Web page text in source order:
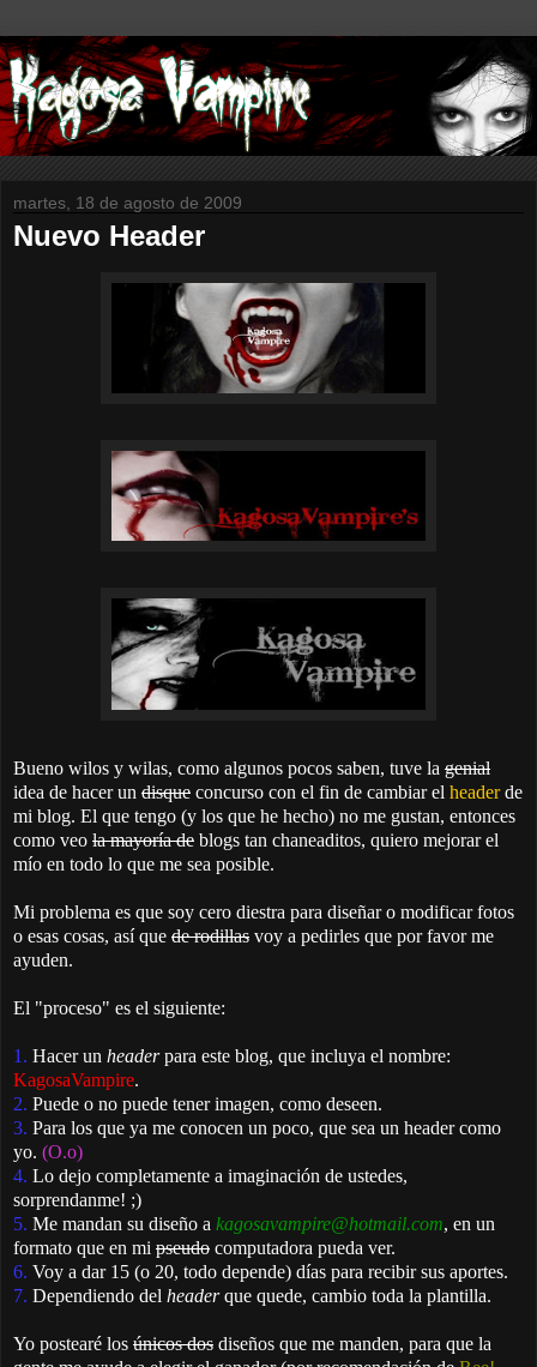
martes, 18 de agosto de 2009
Nuevo Header
Bueno wilos y wilas, como algunos pocos saben, tuve la genial
idea de hacer un disque concurso con el fin de cambiar el headerde
mi blog. El que tengo (y los que he hecho) no me gustan, entonces
como veo la mayoría de blogs tan chaneaditos, quiero mejorar el
mío en todo lo que me sea posible.
Mi problema es que soy cero diestra para diseñar o modificar fotos
o esas cosas, así que de rodillas voy a pedirles que por favor me
ayuden.
El "proceso" es el siguiente:
1. Hacer un headerpara este blog, que incluya el nombre:
KagosaVampire.
2. Puede o no puede tener imagen, como deseen.
3. Para los que ya me conocen un poco, que sea un header como
yo. (O.o)
4. Lo dejo completamente a imaginación de ustedes,
sorprendanme! ;)
5. Me mandan su diseño a kagosavampire@hotmail.com, en un
formato que en mi pseudo computadora pueda ver.
6. Voy a dar 15 (o 20, todo depende) días para recibir sus aportes.
7. Dependiendo del headerque quede, cambio toda la plantilla.
Yo postearé los únicos dos diseños que me manden, para que la